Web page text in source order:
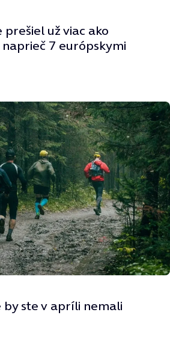
už viac ako
7 európskymi
by ste v apríli nemali